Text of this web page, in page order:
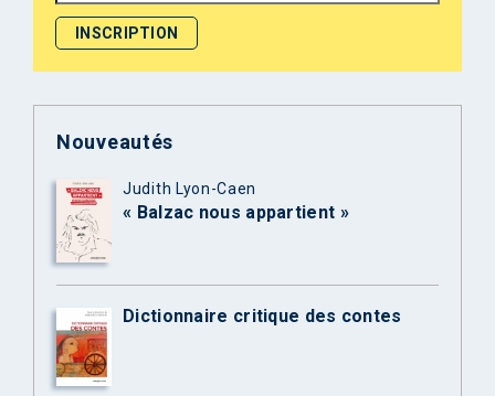
Nouveautés
Judith Lyon-Caen
« Balzac nous appartient »
Dictionnaire critique des contes